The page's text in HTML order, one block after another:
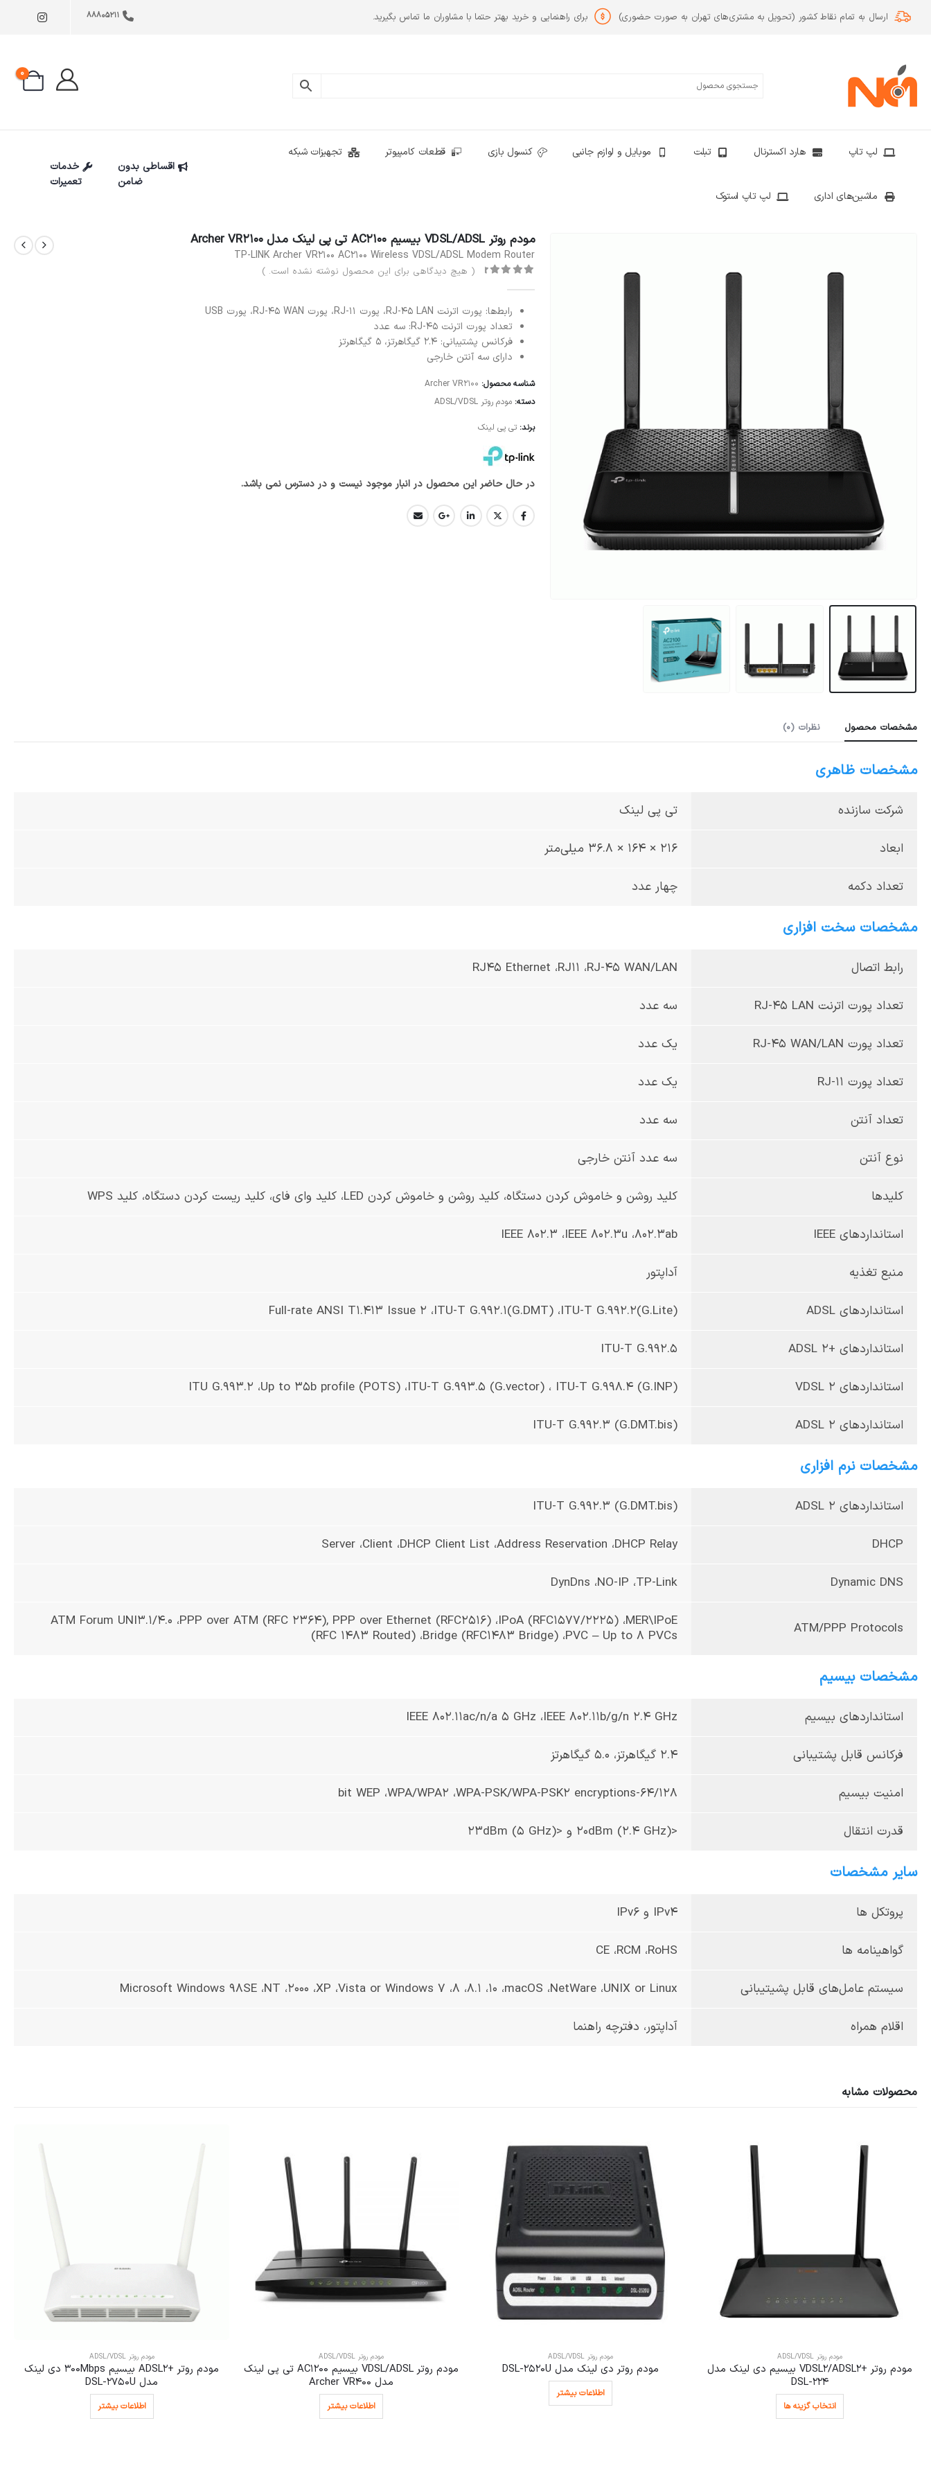
ارسال به تمام نقاط کشور (تحویل به مشتری‌های تهران به صورت حضوری) برای راهنمایی و خرید بهتر حتما با مشاوران ما تماس بگیرید. 88805211
0
لپ تاپ هارد اکسترنال تبلت موبایل و لوازم جانبی کنسول بازی قطعات کامپیوتر تجهیزات شبکه
ماشین‌های اداری لپ تاپ استوک
اقساطی بدون
ضامن
خدمات
تعمیرات
مودم روتر VDSL/ADSL بیسیم AC2100 تی پی لینک مدل Archer VR2100
TP-LINK Archer VR2100 AC2100 Wireless VDSL/ADSL Modem Router
( هیچ دیدگاهی برای این محصول نوشته نشده است. )
رابط‌‌ها: پورت اترنت RJ-45 LAN، پورت RJ-11، پورت RJ-45 WAN، پورت USB
تعداد پورت اترنت RJ-45: سه عدد
فرکانس پشتیبانی: 2.4 گیگاهرتز، 5 گیگاهرتز
دارای سه آنتن خارجی
شناسه محصول: Archer VR2100
دسته: مودم روتر ADSL/VDSL
برند: تی پی لینک
در حال حاضر این محصول در انبار موجود نیست و در دسترس نمی باشد.
مشخصات محصول نظرات (0)
مشخصات ظاهری
شرکت سازنده تی پی لینک
ابعاد 216 × 164 × 36.8 میلی‌متر
تعداد دکمه چهار عدد
مشخصات سخت افزاری
رابط‌ اتصال RJ45 Ethernet ،RJ11 ،RJ-45 WAN/LAN
تعداد پورت اترنت RJ-45 LAN سه عدد
تعداد پورت RJ-45 WAN/LAN یک عدد
تعداد پورت RJ-11 یک عدد
تعداد آنتن سه عدد
نوع آنتن سه عدد آنتن خارجی
کلیدها کلید روشن و خاموش کردن دستگاه، کلید روشن و خاموش کردن LED، کلید وای فای، کلید ریست کردن دستگاه، کلید WPS
استانداردهای IEEE IEEE 802.3 ،IEEE 802.3u ،802.3ab
منبع تغذیه آداپتور
استانداردهای ADSL Full-rate ANSI T1.413 Issue 2 ،ITU-T G.992.1(G.DMT) ،ITU-T G.992.2(G.Lite)
استانداردهای +ADSL 2 ITU-T G.992.5
استانداردهای VDSL 2 ITU G.993.2 ،Up to 35b profile (POTS) ،ITU-T G.993.5 (G.vector) ، ITU-T G.998.4 (G.INP)
استانداردهای ADSL 2 ITU-T G.992.3 (G.DMT.bis)
مشخصات نرم افزاری
استانداردهای ADSL 2 ITU-T G.992.3 (G.DMT.bis)
DHCP Server ،Client ،DHCP Client List ،Address Reservation ،DHCP Relay
Dynamic DNS DynDns ،NO-IP ،TP-Link
ATM/PPP Protocols
ATM Forum UNI3.1/4.0 ،PPP over ATM (RFC 2364), PPP over Ethernet (RFC2516) ،IPoA (RFC1577/2225) ،MER\IPoE
(RFC 1483 Routed) ،Bridge (RFC1483 Bridge) ،PVC – Up to 8 PVCs
مشخصات بیسیم
استانداردهای بیسیم IEEE 802.11ac/n/a 5 GHz ،IEEE 802.11b/g/n 2.4 GHz
فرکانس قابل پشتیبانی 2.4 گیگاهرتز، 5.0 گیگاهرتز
امنیت بیسیم 64/128-bit WEP ،WPA/WPA2 ،WPA-PSK/WPA-PSK2 encryptions
قدرت انتقال <20dBm (2.4 GHz) و <23dBm (5 GHz)
سایر مشخصات
پروتکل ها IPv4 و IPv6
گواهینامه ها CE ،RCM ،RoHS
سیستم عامل‌های قابل پشیتیبانی Microsoft Windows 98SE ،NT ،2000 ،XP ،Vista or Windows 7 ،8 ،8.1 ،10 ،macOS ،NetWare ،UNIX or Linux
اقلام همراه آداپتور، دفترچه راهنما
محصولات مشابه
مودم روتر ADSL/VDSL
مودم روتر +VDSL2/ADSL2 بیسیم دی لینک مدل
DSL-224
انتخاب گزینه ها
مودم روتر ADSL/VDSL
مودم روتر دی لینک مدل DSL-2520U
اطلاعات بیشتر
مودم روتر ADSL/VDSL
مودم روتر VDSL/ADSL بیسیم AC1200 تی پی لینک
مدل Archer VR400
اطلاعات بیشتر
مودم روتر ADSL/VDSL
مودم روتر +ADSL2 بیسیم 300Mbps دی لینک
مدل DSL-2750U
اطلاعات بیشتر